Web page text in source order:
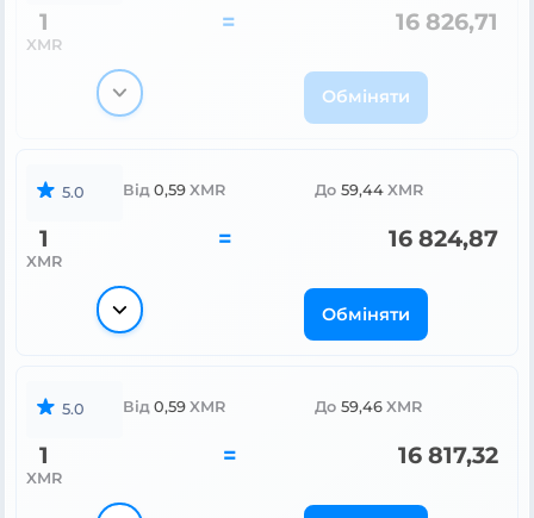
1
XMR
= 16 826,71
Обміняти
5.0 Від 0,59 XMR До 59,44 XMR
1
XMR
= 16 824,87
Обміняти
5.0 Від 0,59 XMR До 59,46 XMR
1
XMR
= 16 817,32